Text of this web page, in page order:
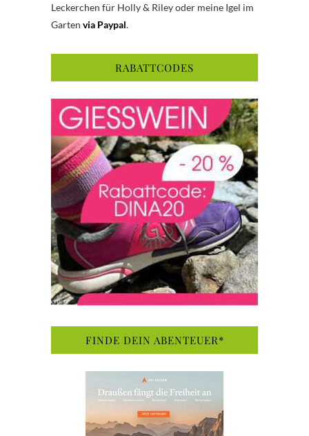
Leckerchen für Holly & Riley oder meine Igel im
Garten via Paypal.
RABATTCODES
FINDE DEIN ABENTEUER*